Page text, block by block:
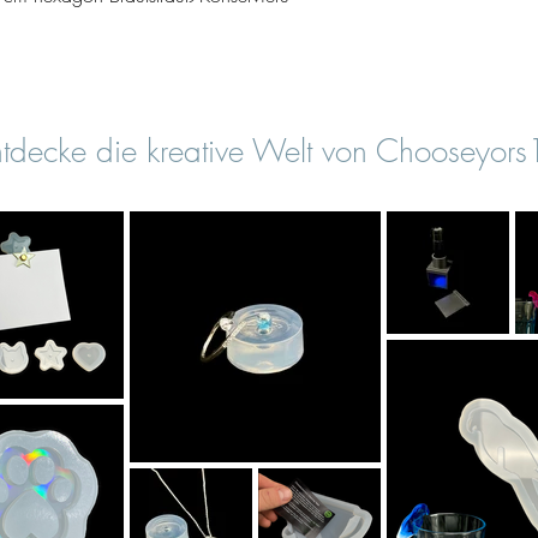
die kreative Welt von